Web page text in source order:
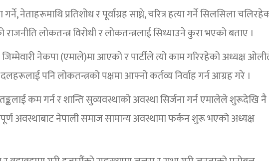
नेताहरूमाथि प्रतिशोध र पूर्वाग्रह साध्ने, चरित्र हत्या गर्ने सिलसिला
लोकतन्त्र विरोधी र लोकतन्त्रलाई सिध्याउने कुरा भएको बताए ।
नेकपा (एमाले)मा आएको र पार्टीले त्यो काम गरिरहेको अध्यक्ष
पनि लोकतन्त्रको पक्षमा आफ्नो कर्तव्य निर्वाह गर्न आग्रह गरे ।
कम गर्न र शान्ति सुव्यवस्थाको अवस्था सिर्जना गर्न एमालेले शुरूदेखि नै
अवस्थाबाट नेपाली समाज सामान्य अवस्थामा फर्कन शुरू भएको अध्यक्ष